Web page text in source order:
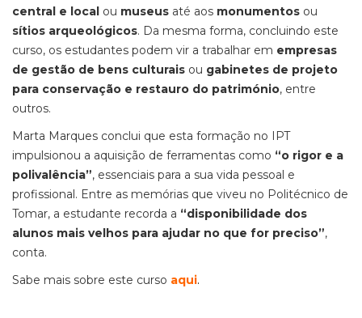
central e local ou museus até aos monumentos ou
sítios arqueológicos. Da mesma forma, concluindo este
curso, os estudantes podem vir a trabalhar em empresas
de gestão de bens culturais ou gabinetes de projeto
para conservação e restauro do património, entre
outros.
Marta Marques conclui que esta formação no IPT
impulsionou a aquisição de ferramentas como “o rigor e a
polivalência”, essenciais para a sua vida pessoal e
profissional. Entre as memórias que viveu no Politécnico de
Tomar, a estudante recorda a “disponibilidade dos
alunos mais velhos para ajudar no que for preciso”,
conta.
Sabe mais sobre este curso aqui.